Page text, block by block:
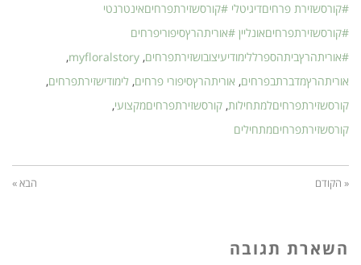
#קורסשזירת פרחיםדיגיטלי #קורסשזירתפרחיםאינטרנטי
#קורסשזירתפרחיםאונליין #אוריתהרץסיפוריפרחים
#אוריתהרץביתהספרללימודיעיצובושזירתפרחים,
myfloralstory
,
אוריתהרץמדברתבפרחים, אוריתהרץסיפורי פרחים, לימודישזירתפרחים,
קורסשזירתפרחיםלמתחילות, קורסשזירתפרחיםמקצועי,
קורסשזירתפרחיםמתחילים
« הקודם הבא »
השארת תגובה